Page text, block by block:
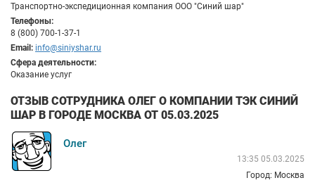
Транспортно-экспедиционная компания ООО "Синий шар"
Телефоны:
8 (800) 700-1-37-1
Email: info@siniyshar.ru
Сфера деятельности:
Оказание услуг
ОТЗЫВ СОТРУДНИКА ОЛЕГ О КОМПАНИИ ТЭК СИНИЙ
ШАР В ГОРОДЕ МОСКВА ОТ 05.03.2025
Олег
13:35 05.03.2025
Город: Москва